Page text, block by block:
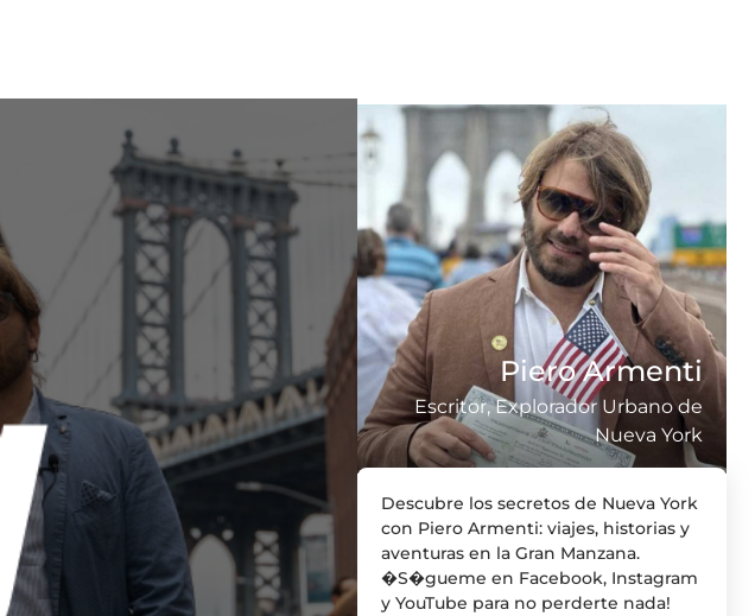
Piero Armenti
Escritor, Explorador Urbano de
Nueva York
Descubre los secretos de Nueva York
con Piero Armenti: viajes, historias y
aventuras en la Gran Manzana.
�S�gueme en Facebook, Instagram
y YouTube para no perderte nada!